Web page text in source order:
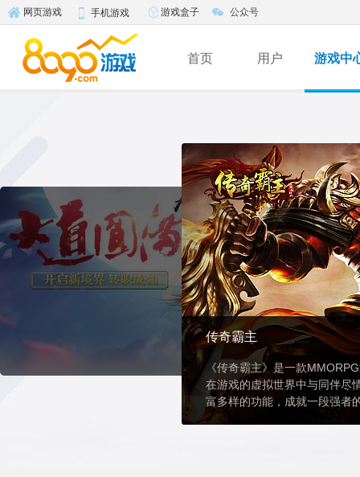
网页游戏 手机游戏 游戏盒子 公众号
首页 用户 游戏中
传奇霸主
《传奇霸主》是一款
在游戏的虚拟世界中与同伴尽
富多样的功能，成就一段强者